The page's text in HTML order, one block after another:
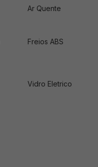
Ar Quente
Freios ABS
Vidro Eletrico